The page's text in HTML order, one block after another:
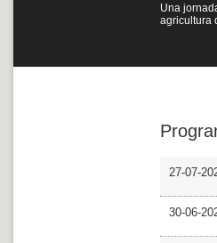
Una
agricultura
27-07-
30-06-